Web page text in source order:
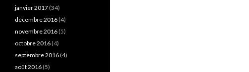
janvier 2017 (34)
décembre 2016 (4)
novembre 2016 (5)
octobre 2016 (4)
septembre 2016 (4)
août 2016 (5)